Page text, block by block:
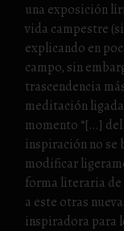
una exposición
vida campestre
explicando en
campo, sin
trascendencia
meditación
momento “[…]
inspiración no se
modificar
forma literaria de
a este otras
inspiradora para